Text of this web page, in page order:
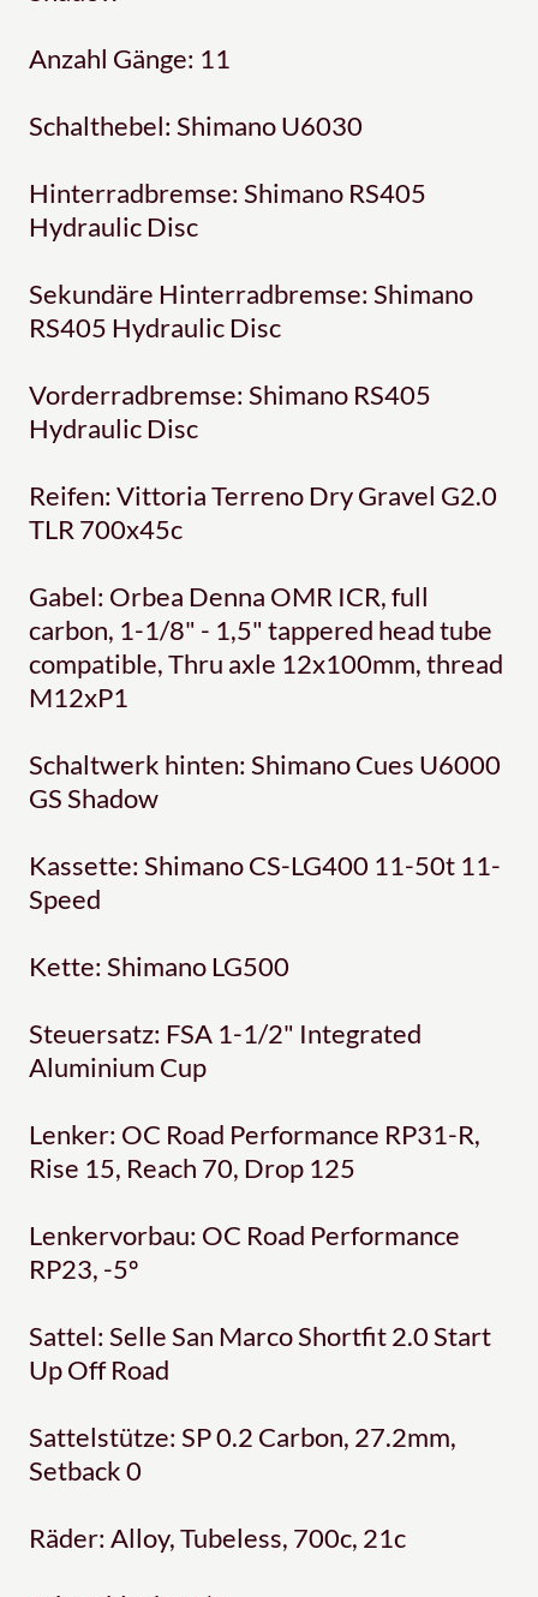
Anzahl Gänge: 11
Schalthebel: Shimano U6030
Hinterradbremse: Shimano RS405
Hydraulic Disc
Sekundäre Hinterradbremse: Shimano
RS405 Hydraulic Disc
Vorderradbremse: Shimano RS405
Hydraulic Disc
Reifen: Vittoria Terreno Dry Gravel G2.0
TLR 700x45c
Gabel: Orbea Denna OMR ICR, full
carbon, 1-1/8" - 1,5" tappered head tube
compatible, Thru axle 12x100mm, thread
M12xP1
Schaltwerk hinten: Shimano Cues U6000
GS Shadow
Kassette: Shimano CS-LG400 11-50t 11-
Speed
Kette: Shimano LG500
Steuersatz: FSA 1-1/2" Integrated
Aluminium Cup
Lenker: OC Road Performance RP31-R,
Rise 15, Reach 70, Drop 125
Lenkervorbau: OC Road Performance
RP23, -5º
Sattel: Selle San Marco Shortfit 2.0 Start
Up Off Road
Sattelstütze: SP 0.2 Carbon, 27.2mm,
Setback 0
Räder: Alloy, Tubeless, 700c, 21c